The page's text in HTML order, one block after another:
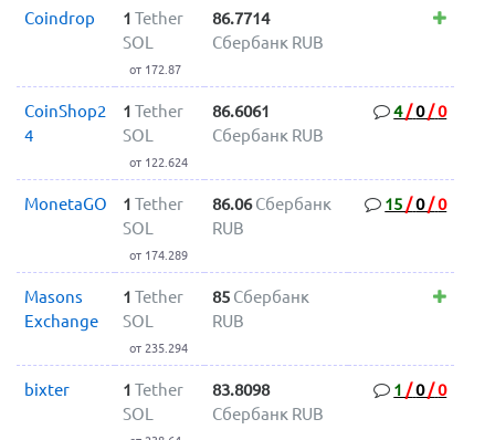
Coindrop 1 Tether
SOL
от 172.87
86.7714
Сбербанк RUB
CoinShop2
4
1 Tether
SOL
от 122.624
86.6061
Сбербанк RUB
4/0/0
MonetaGO 1 Tether
SOL
от 174.289
86.06 Сбербанк
RUB
15 /0/0
Masons
Exchange
1 Tether
SOL
от 235.294
85 Сбербанк
RUB
bixter 1 Tether
SOL
83.8098
Сбербанк RUB
1 /0/0